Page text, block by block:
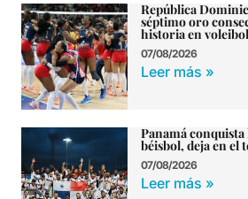
República
séptimo oro
historia en
07/08/2026
Leer más »
Panamá
béisbol, deja en el
07/08/2026
Leer más »